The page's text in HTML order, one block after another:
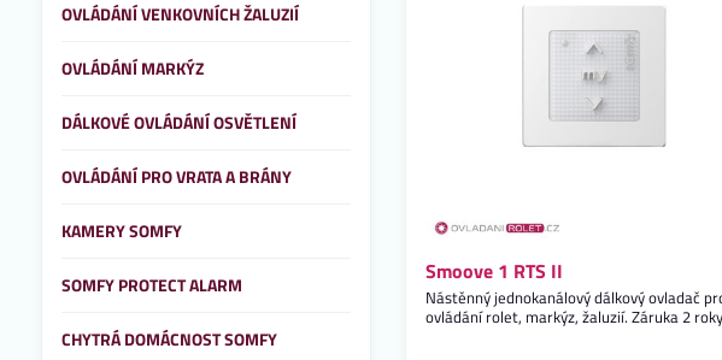
Smoove 1 RTS II
Nástěnný jednokanálový dálkový ovladač
ovládání rolet, markýz, žaluzií. Záruka 2
OVLÁDÁNÍ VENKOVNÍCH ŽALUZIÍ
OVLÁDÁNÍ MARKÝZ
DÁLKOVÉ OVLÁDÁNÍ OSVĚTLENÍ
OVLÁDÁNÍ PRO VRATA A BRÁNY
KAMERY SOMFY
SOMFY PROTECT ALARM
CHYTRÁ DOMÁCNOST SOMFY